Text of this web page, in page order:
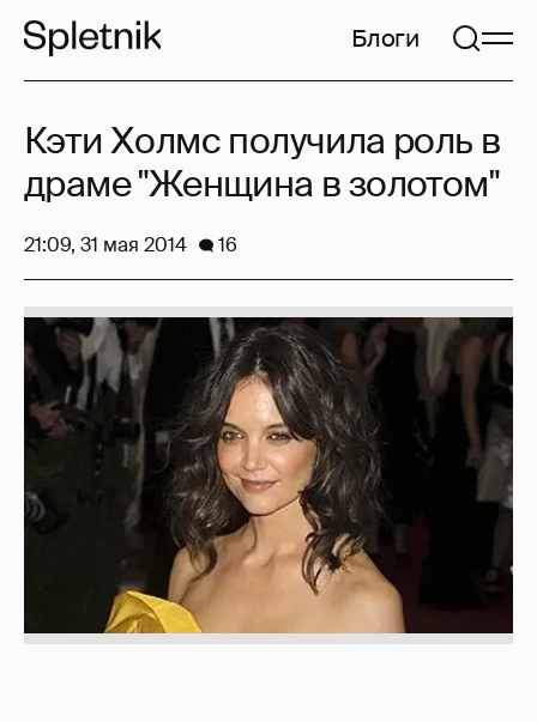
Блоги
Кэти Холмс получила роль в
драме "Женщина в золотом"
21:09, 31 мая 2014 16